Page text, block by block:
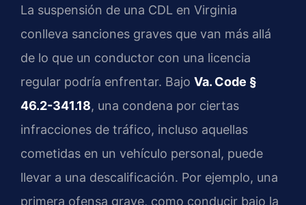
La suspensión de una CDL en Virginia
conlleva sanciones graves que van más allá
de lo que un conductor con una licencia
regular podría enfrentar. Bajo Va. Code §
46.2-341.18, una condena por ciertas
infracciones de tráfico, incluso aquellas
cometidas en un vehículo personal, puede
llevar a una descalificación. Por ejemplo, una
primera ofensa grave, como conducir bajo la